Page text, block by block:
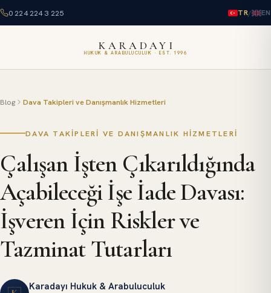
0 224 224 3 225 TR/ EN
KARADAYI
HUKUK & ARABULUCULUK · EST. 1996
Blog Dava Takipleri ve Danışmanlık Hizmetleri
DAVA TAKIPLERI VE DANIŞMANLIK HIZMETLERI
Çalışan İşten Çıkarıldığında
Açabileceği İşe İade Davası:
İşveren İçin Riskler ve
Tazminat Tutarları
Karadayı Hukuk & Arabuluculuk